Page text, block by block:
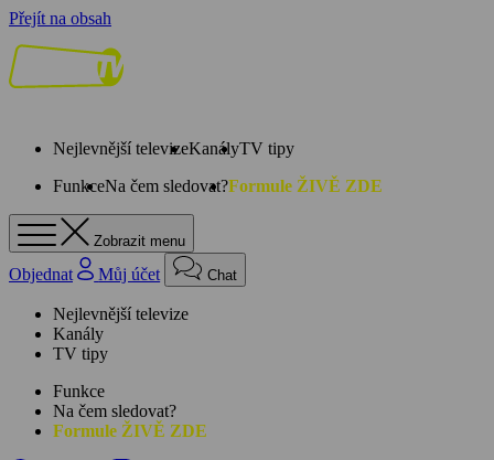
Přejít na obsah
Nejlevnější televizeKanályTV tipy
FunkceNa čem sledovat?Formule ŽIVĚ ZDE
Zobrazit menu
Objednat Můj účet Chat
Nejlevnější televize
Kanály
TV tipy
Funkce
Na čem sledovat?
Formule ŽIVĚ ZDE